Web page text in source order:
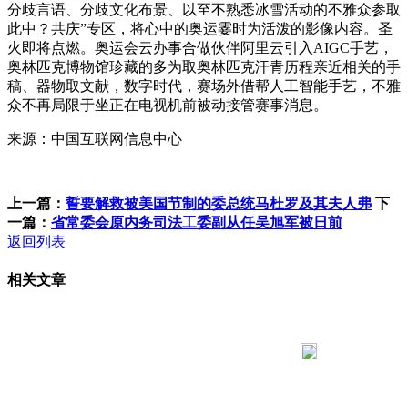
分歧言语、分歧文化布景、以至不熟悉冰雪活动的不雅众参取
此中？共庆”专区，将心中的奥运霎时为活泼的影像内容。圣
火即将点燃。奥运会云办事合做伙伴阿里云引入AIGC手艺，
奥林匹克博物馆珍藏的多为取奥林匹克汗青历程亲近相关的手
稿、器物取文献，数字时代，赛场外借帮人工智能手艺，不雅
众不再局限于坐正在电视机前被动接管赛事消息。
来源：中国互联网信息中心
上一篇： 誓要解救被美国节制的委总统马杜罗及其夫人弗 下
一篇： 省常委会原内务司法工委副从任吴旭军被日前
返回列表
相关文章